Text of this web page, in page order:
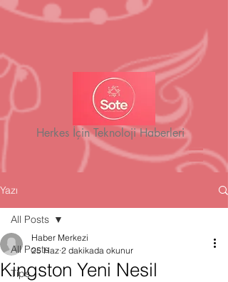
Herkes İçin Teknoloji Haberleri
Yazı
All Posts
Tips
All Posts
Kingston Yeni Nesil
Haber Merkezi
25 Haz 2 dakikada okunur